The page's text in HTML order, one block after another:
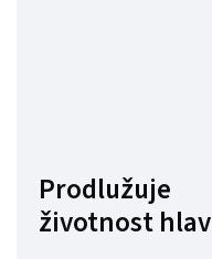
Prodlužuje
životnost hlav